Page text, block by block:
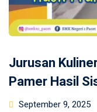
Jurusan
Pamer Hasil
Posted
September 9, 2025